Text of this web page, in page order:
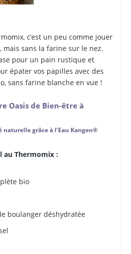
c’est un peu comme jouer
mais sans la farine sur le nez.
pour un pain rustique et
épater vos papilles avec des
sans farine blanche en vue !
Oasis de Bien-être à
grâce à l’Eau Kangen®
au Thermomix :
bio
boulanger déshydratée